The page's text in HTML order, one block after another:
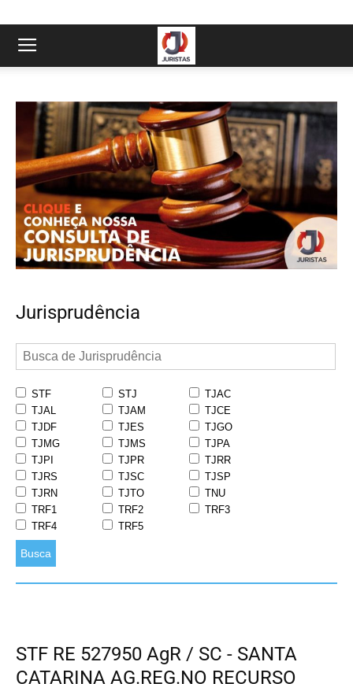
Jurisprudência
STF STJ
TJAC
TJAL
TJAM
TJCE
TJDF
TJES
TJGO
TJMG
TJMS
TJPA
TJPI
TJPR
TJRR
TJRS
TJSC
TJSP
TJRN
TJTO
TNU
TRF1
TRF2
TRF3
TRF4
TRF5
Busca
STF RE 527950 AgR / SC - SANTA
CATARINA AG.REG.NO RECURSO